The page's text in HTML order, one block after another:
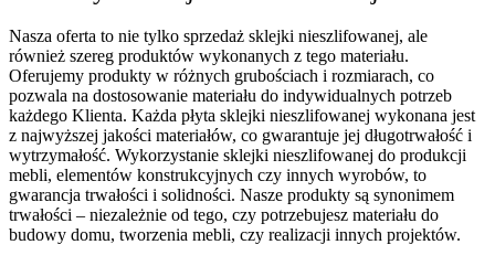
Nasza oferta to nie tylko sprzedaż sklejki nieszlifowanej, ale
również szereg produktów wykonanych z tego materiału.
Oferujemy produkty w różnych grubościach i rozmiarach, co
pozwala na dostosowanie materiału do indywidualnych potrzeb
każdego Klienta. Każda płyta sklejki nieszlifowanej wykonana jest
z najwyższej jakości materiałów, co gwarantuje jej długotrwałość i
wytrzymałość. Wykorzystanie sklejki nieszlifowanej do produkcji
mebli, elementów konstrukcyjnych czy innych wyrobów, to
gwarancja trwałości i solidności. Nasze produkty są synonimem
trwałości – niezależnie od tego, czy potrzebujesz materiału do
budowy domu, tworzenia mebli, czy realizacji innych projektów.